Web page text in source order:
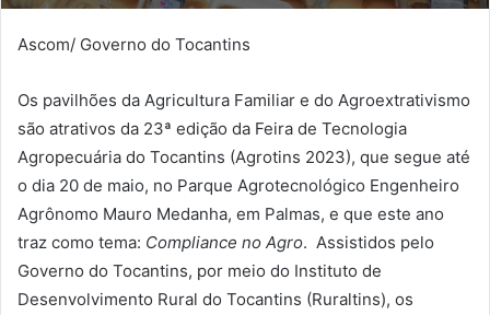
Ascom/ Governo do Tocantins
Os pavilhões da Agricultura Familiar e do Agroextrativismo
são atrativos da 23ª edição da Feira de Tecnologia
Agropecuária do Tocantins (Agrotins 2023), que segue até
o dia 20 de maio, no Parque Agrotecnológico Engenheiro
Agrônomo Mauro Medanha, em Palmas, e que este ano
traz como tema: Compliance no Agro. Assistidos pelo
Governo do Tocantins, por meio do Instituto de
Desenvolvimento Rural do Tocantins (Ruraltins), os